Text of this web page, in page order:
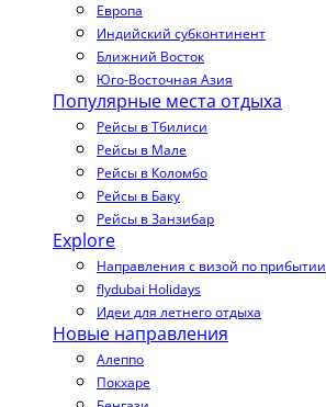
Европа
Индийский субконтинент
Ближний Восток
Юго-Восточная Азия
Популярные места отдыха
Рейсы в Тбилиси
Рейсы в Мале
Рейсы в Коломбо
Рейсы в Баку
Рейсы в Занзибар
Explore
Направления с визой по прибытии
flydubai Holidays
Идеи для летнего отдыха
Новые направления
Алеппо
Покхаре